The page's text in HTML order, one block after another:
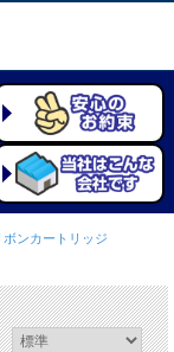
ンカートリッジ